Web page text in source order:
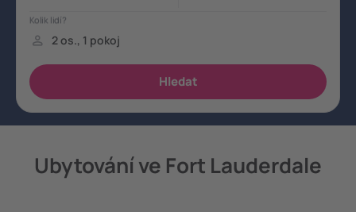
Ubytování ve Fort Lauderdale